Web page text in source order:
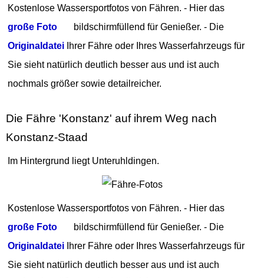
Kostenlose Wassersportfotos von Fähren. - Hier das
große Foto
bildschirmfüllend für Genießer. - Die
Originaldatei Ihrer Fähre oder Ihres Wasserfahrzeugs für
Sie sieht natürlich deutlich besser aus und ist auch
nochmals größer sowie detailreicher.
Die Fähre 'Konstanz' auf ihrem Weg nach
Konstanz-Staad
Im Hintergrund liegt Unteruhldingen.
Kostenlose Wassersportfotos von Fähren. - Hier das
große Foto
bildschirmfüllend für Genießer. - Die
Originaldatei Ihrer Fähre oder Ihres Wasserfahrzeugs für
Sie sieht natürlich deutlich besser aus und ist auch